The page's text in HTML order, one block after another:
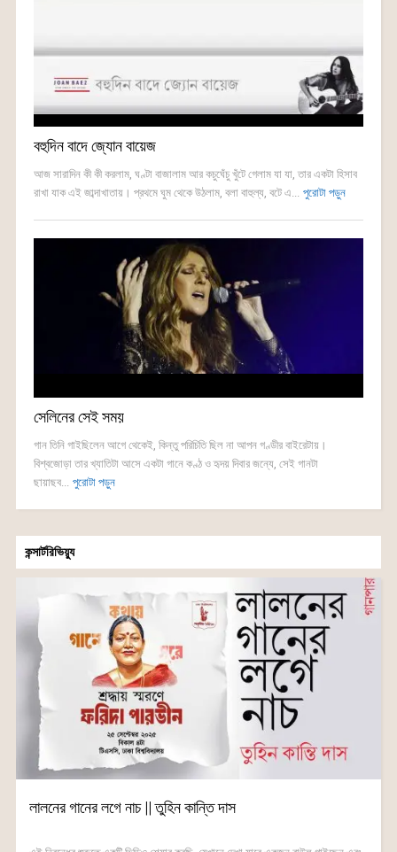
বহুদিন বাদে জ্যোন বায়েজ
আজ সারাদিন কী কী করলাম, ঘণ্টা বাজালাম আর কচুঘেঁচু খুঁটে গেলাম যা যা, তার একটা হিসাব
রাখা যাক এই জাব্দাখাতায়। প্রথমে ঘুম থেকে উঠলাম, বলা বাহুল্য, বটে এ...
পুরোটা পড়ুন
সেলিনের সেই সময়
গান তিনি গাইছিলেন আগে থেকেই, কিন্তু পরিচিতি ছিল না আপন গণ্ডীর বাইরেটায়।
বিশ্বজোড়া তার খ্যাতিটা আসে একটা গানে কণ্ঠ ও হৃদয় দিবার জন্যে, সেই গানটা
ছায়াছব...
পুরোটা পড়ুন
কন্সার্টরিভিয়্যু
লালনের গানের লগে নাচ || তুহিন কান্তি দাস